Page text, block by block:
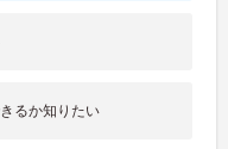
るか知りたい